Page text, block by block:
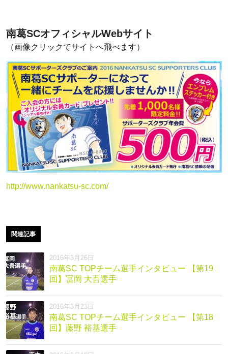
南葛SCオフィシャルWebサイト
（画像クリックでサイトへ飛べます）
http://www.nankatsu-sc.com/
関連記事
2016年3月26日
南葛SC TOPチーム選手インタビュー 【第19
回】冨岡 大吾選手
2016年3月23日
南葛SC TOPチーム選手インタビュー 【第18
回】藤野 裕基選手